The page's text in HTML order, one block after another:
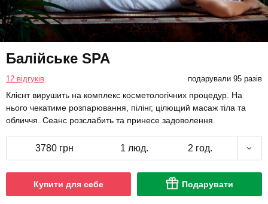
Балійське SPA
12 відгуків подарували 95 разів
Клієнт вирушить на комплекс косметологічних процедур. На
нього чекатиме розпарювання, пілінг, цілющий масаж тіла та
обличчя. Сеанс розслабить та принесе задоволення.
3780 грн 1 люд. 2 год.
Купити для себе Подарувати